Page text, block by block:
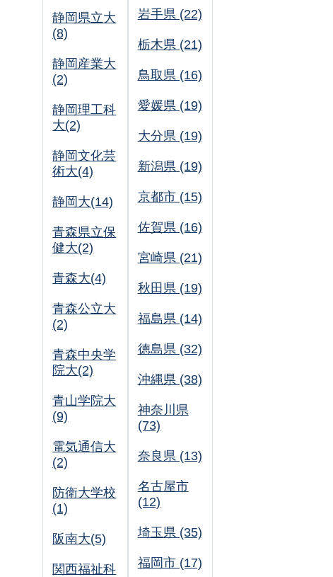
静岡県立大
(8)
静岡産業大
(2)
静岡理工科
大(2)
静岡文化芸
術大(4)
静岡大(14)
青森県立保
健大(2)
青森大(4)
青森公立大
(2)
青森中央学
院大(2)
青山学院大
(9)
電気通信大
(2)
防衛大学校
(1)
阪南大(5)
関西福祉科
岩手県 (22)
栃木県 (21)
鳥取県 (16)
愛媛県 (19)
大分県 (19)
新潟県 (19)
京都市 (15)
佐賀県 (16)
宮崎県 (21)
秋田県 (19)
福島県 (14)
徳島県 (32)
沖縄県 (38)
神奈川県
(73)
奈良県 (13)
名古屋市
(12)
埼玉県 (35)
福岡市 (17)